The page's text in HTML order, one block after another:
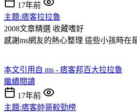
17年前
主題:痞客拉拉魯
2008文章精選 收藏嗜好
感謝ms網友的熱心整理 這些小孩時在
本文引用自 ms - 痞客邦百大拉拉魯
繼續閱讀
17年前
主題:痞客帥哥較勁榜